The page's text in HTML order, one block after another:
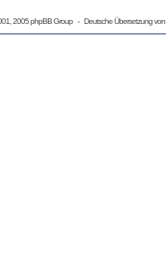
2005 phpBB Group - Deutsche Übersetzung von